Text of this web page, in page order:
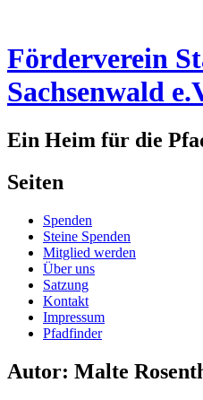
Förderverein
Sachsenwald
Ein Heim für die
Seitenleiste
Seiten
Spenden
Steine Spenden
Mitglied werden
Über uns
Satzung
Kontakt
Impressum
Pfadfinder
Autor: Malte